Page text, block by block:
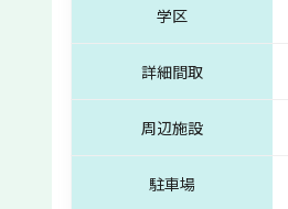
学区
詳細間取
周辺施設
駐車場